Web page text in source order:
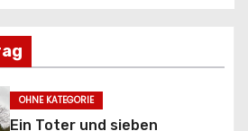
OHNE KATEGORIE
Ein Toter und sieben